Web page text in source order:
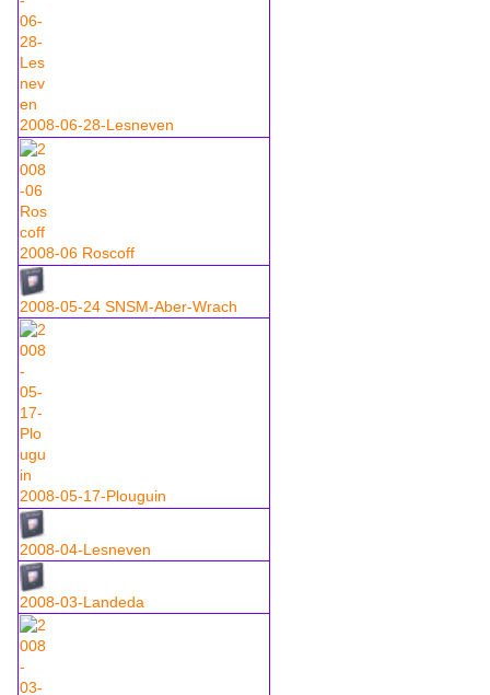
2008-06-28-Lesneven
2008-06 Roscoff
2008-05-24 SNSM-Aber-Wrach
2008-05-17-Plouguin
2008-04-Lesneven
2008-03-Landeda